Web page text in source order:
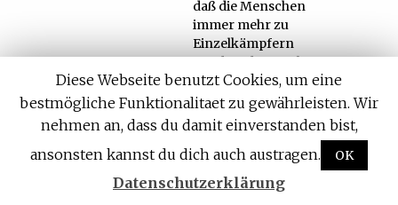
daß die Menschen
immer mehr zu
Einzelkämpfern
werden, die nur ihre
eigenen kleinen
Vorteile suchen und
diese verdeckt und
persönlich
herausschlagen. Als
langjähriger
Diese Webseite benutzt Cookies, um eine
bestmögliche Funktionalitaet zu gewährleisten. Wir
nehmen an, dass du damit einverstanden bist,
ansonsten kannst du dich auch austragen.
OK
Datenschutzerklärung